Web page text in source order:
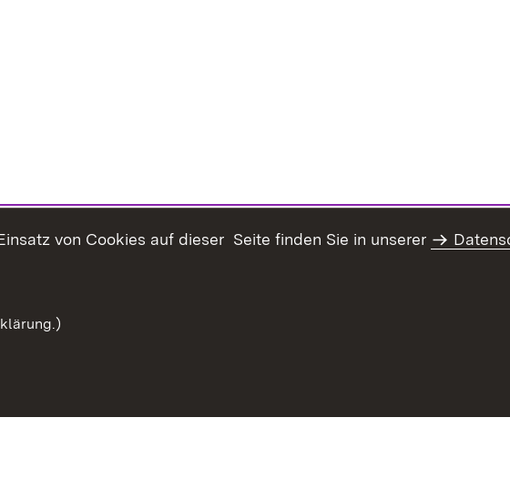
von Cookies auf dieser Seite finden Sie in unserer